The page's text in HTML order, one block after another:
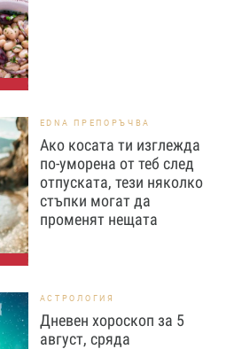
EDNA ПРЕПОРЪЧВА
Ако косата ти изглежда
по-уморена от теб след
отпуската, тези няколко
стъпки могат да
променят нещата
АСТРОЛОГИЯ
Дневен хороскоп за 5
август, сряда